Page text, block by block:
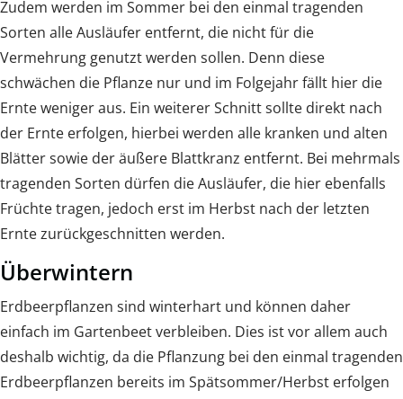
Zudem werden im Sommer bei den einmal tragenden
Sorten alle Ausläufer entfernt, die nicht für die
Vermehrung genutzt werden sollen. Denn diese
schwächen die Pflanze nur und im Folgejahr fällt hier die
Ernte weniger aus. Ein weiterer Schnitt sollte direkt nach
der Ernte erfolgen, hierbei werden alle kranken und alten
Blätter sowie der äußere Blattkranz entfernt. Bei mehrmals
tragenden Sorten dürfen die Ausläufer, die hier ebenfalls
Früchte tragen, jedoch erst im Herbst nach der letzten
Ernte zurückgeschnitten werden.
Überwintern
Erdbeerpflanzen sind winterhart und können daher
einfach im Gartenbeet verbleiben. Dies ist vor allem auch
deshalb wichtig, da die Pflanzung bei den einmal tragenden
Erdbeerpflanzen bereits im Spätsommer/Herbst erfolgen